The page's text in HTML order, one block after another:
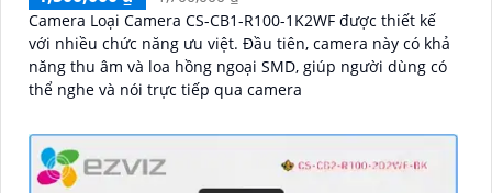
Camera Loại Camera CS-CB1-R100-1K2WF được thiết kế
với nhiều chức năng ưu việt. Đầu tiên, camera này có khả
năng thu âm và loa hồng ngoại SMD, giúp người dùng có
thể nghe và nói trực tiếp qua camera